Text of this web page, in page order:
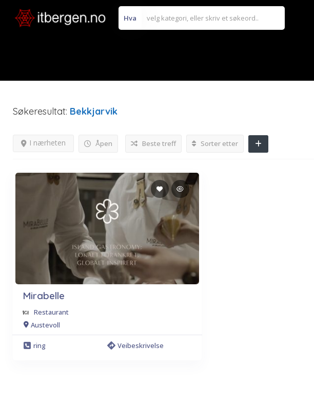
Hva
Søkeresultat: Bekkjarvik
Åpen
I nærheten Beste treff Sorter etter
Mirabelle
Restaurant
Austevoll
ring Veibeskrivelse